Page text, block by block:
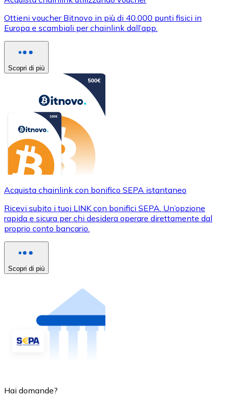
Ottieni voucher Bitnovo in più di 40.000 punti fisici in
Europa e scambiali per chainlink dall’app.
Scopri di più
Acquista chainlink con bonifico SEPA istantaneo
Ricevi subito i tuoi LINK con bonifici SEPA. Un’opzione
rapida e sicura per chi desidera operare direttamente dal
proprio conto bancario.
Scopri di più
Hai domande?